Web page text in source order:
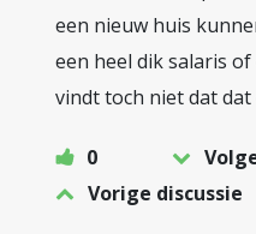
een nieuw huis
een heel dik salaris
vindt toch niet dat dat
0
Vorige discussie